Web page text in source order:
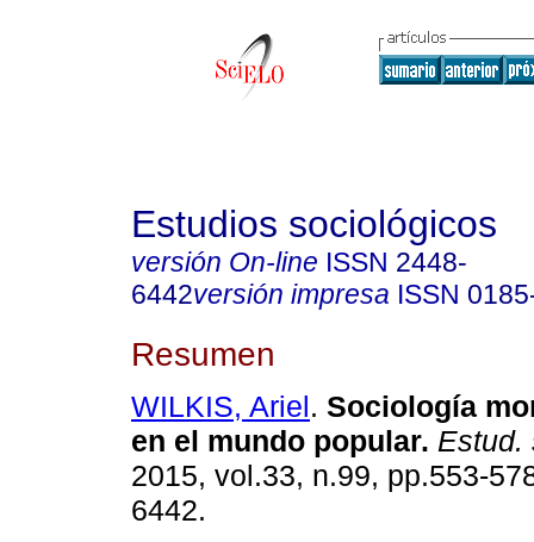
Estudios sociológicos
versión On-line ISSN 2448-
6442versión impresa ISSN
Resumen
WILKIS, Ariel. Sociología
en el mundo popular. Estud.
2015, vol.33, n.99, pp.553-
6442.